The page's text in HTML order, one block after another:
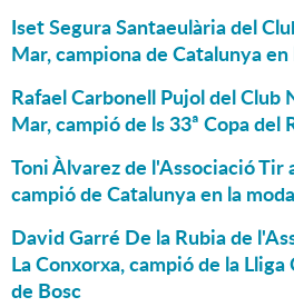
Iset Segura Santaeulària del
Mar, campiona de Catalunya
Rafael Carbonell Pujol del Club
Mar, campió de ls 33ª Copa del
Toni Àlvarez de l'Associació Tir
campió de Catalunya en la
David Garré De la Rubia de
La Conxorxa, campió de la
de Bosc